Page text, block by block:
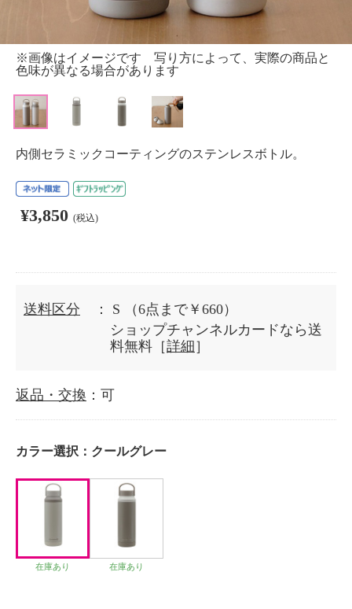
※画像はイメージです 写り方によって、実際の商品と
色味が異なる場合があります
内側セラミックコーティングのステンレスボトル。
¥3,850 (税込)
送料区分 ： S
（6点まで￥660）
ショップチャンネルカードなら送
料無料［詳細 ］
返品・交換 ：可
カラー選択： クールグレー
在庫あり 在庫あり